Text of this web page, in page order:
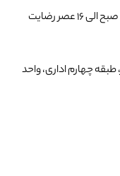
رضایت
طبقه چهارم اداری، واحد